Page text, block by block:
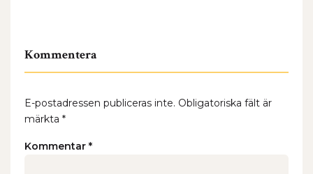
Kommentera
E-postadressen publiceras inte. Obligatoriska fält är
märkta *
Kommentar *